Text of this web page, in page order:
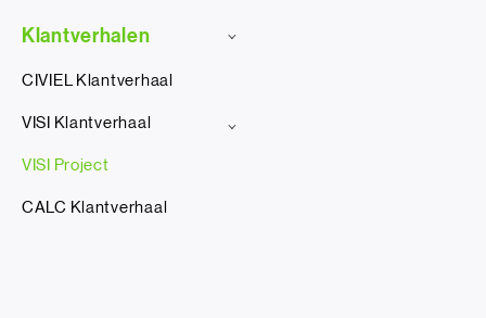
Klantverhalen
CIVIEL Klantverhaal
VISI Klantverhaal
VISI Project
CALC Klantverhaal